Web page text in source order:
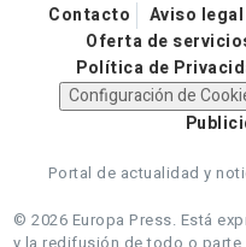
Contacto Aviso legal
Oferta de
Política de
Configuración de
Portal de actualidad y
© 2026 Europa Press. Está